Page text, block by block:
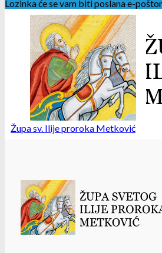
Lozinka će se vam biti poslana e-
Župa sv. Ilije proroka Metković